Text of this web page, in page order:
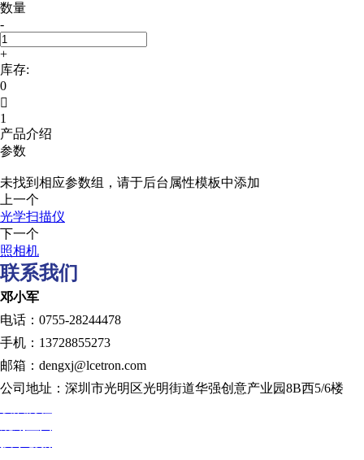
数量
-
+
库存:
0

1
产品介绍
参数
未找到相应参数组，请于后台属性模板中添加
上一个
光学扫描仪
下一个
照相机
联系我们
邓小军
电话：0755-28244478
手机：13728855273
邮箱：dengxj@lcetron.com
公司地址：深圳市光明区光明街道华强创意产业园8B西5/6楼